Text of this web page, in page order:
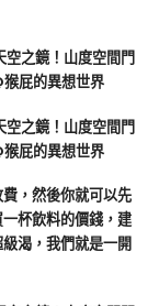
，然後你就可以先
杯飲料的價錢，建
渴，我們就是一開